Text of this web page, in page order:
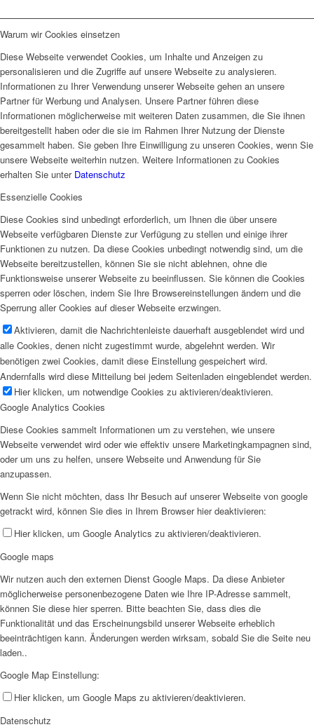
Warum wir Cookies einsetzen
Diese Webseite verwendet Cookies, um Inhalte und Anzeigen zu
personalisieren und die Zugriffe auf unsere Webseite zu analysieren.
Informationen zu Ihrer Verwendung unserer Webseite gehen an unsere
Partner für Werbung und Analysen. Unsere Partner führen diese
Informationen möglicherweise mit weiteren Daten zusammen, die Sie ihnen
bereitgestellt haben oder die sie im Rahmen Ihrer Nutzung der Dienste
gesammelt haben. Sie geben Ihre Einwilligung zu unseren Cookies, wenn Sie
unsere Webseite weiterhin nutzen. Weitere Informationen zu Cookies
erhalten Sie unter Datenschutz
Essenzielle Cookies
Diese Cookies sind unbedingt erforderlich, um Ihnen die über unsere
Webseite verfügbaren Dienste zur Verfügung zu stellen und einige ihrer
Funktionen zu nutzen. Da diese Cookies unbedingt notwendig sind, um die
Webseite bereitzustellen, können Sie sie nicht ablehnen, ohne die
Funktionsweise unserer Webseite zu beeinflussen. Sie können die Cookies
sperren oder löschen, indem Sie Ihre Browsereinstellungen ändern und die
Sperrung aller Cookies auf dieser Webseite erzwingen.
Aktivieren, damit die Nachrichtenleiste dauerhaft ausgeblendet wird und
alle Cookies, denen nicht zugestimmt wurde, abgelehnt werden. Wir
benötigen zwei Cookies, damit diese Einstellung gespeichert wird.
Andernfalls wird diese Mitteilung bei jedem Seitenladen eingeblendet werden.
Hier klicken, um notwendige Cookies zu aktivieren/deaktivieren.
Google Analytics Cookies
Diese Cookies sammelt Informationen um zu verstehen, wie unsere
Webseite verwendet wird oder wie effektiv unsere Marketingkampagnen sind,
oder um uns zu helfen, unsere Webseite und Anwendung für Sie
anzupassen.
Wenn Sie nicht möchten, dass Ihr Besuch auf unserer Webseite von google
getrackt wird, können Sie dies in Ihrem Browser hier deaktivieren:
Hier klicken, um Google Analytics zu aktivieren/deaktivieren.
Google maps
Wir nutzen auch den externen Dienst Google Maps. Da diese Anbieter
möglicherweise personenbezogene Daten wie Ihre IP-Adresse sammelt,
können Sie diese hier sperren. Bitte beachten Sie, dass dies die
Funktionalität und das Erscheinungsbild unserer Webseite erheblich
beeinträchtigen kann. Änderungen werden wirksam, sobald Sie die Seite neu
laden..
Google Map Einstellung:
Hier klicken, um Google Maps zu aktivieren/deaktivieren.
Datenschutz